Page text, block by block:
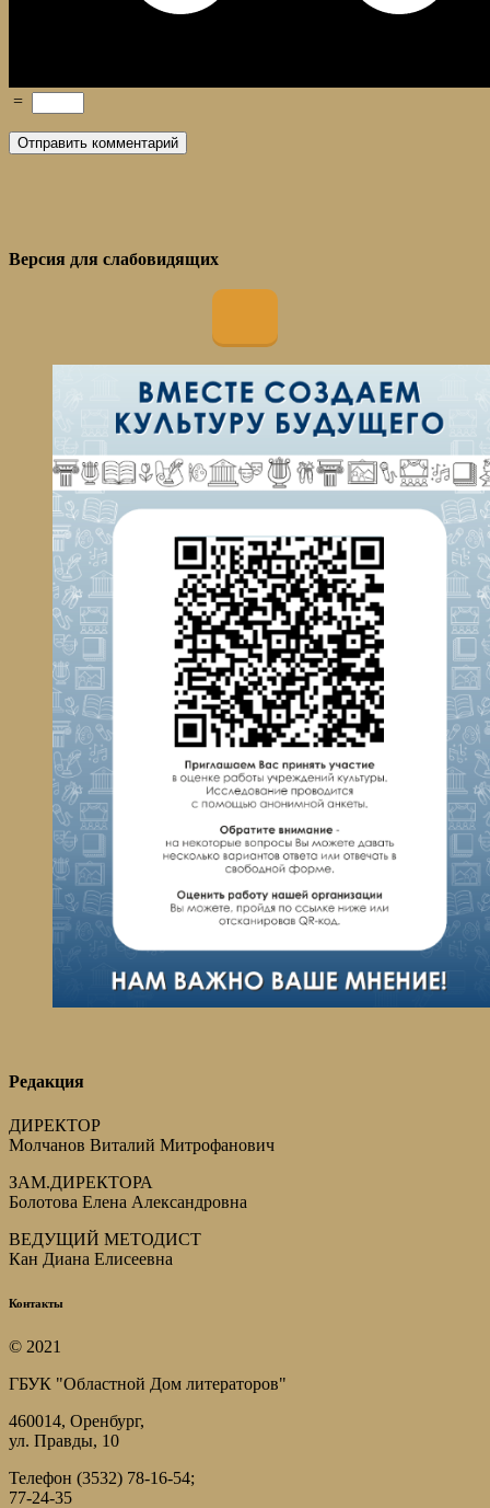
=
Версия для слабовидящих
Редакция
ДИРЕКТОР
Молчанов Виталий Митрофанович
ЗАМ.ДИРЕКТОРА
Болотова Елена Александровна
ВЕДУЩИЙ МЕТОДИСТ
Кан Диана Елисеевна
Контакты
© 2021
ГБУК "Областной Дом литераторов"
460014, Оренбург,
ул. Правды, 10
Телефон (3532) 78-16-54;
77-24-35